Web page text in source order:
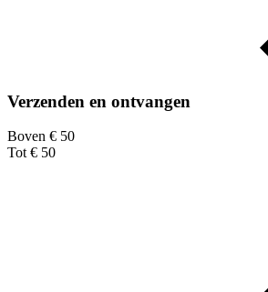
Verzenden en ontvangen
Boven € 50
Tot € 50